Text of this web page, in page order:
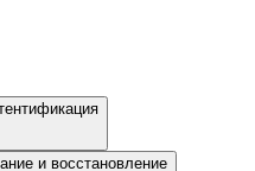
и восстановление